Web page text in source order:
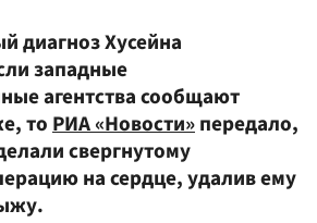
диагноз Хусейна
западные
агентства сообщают
тоРИА «Новости»передало,
свергнутому
на сердце, удалив ему